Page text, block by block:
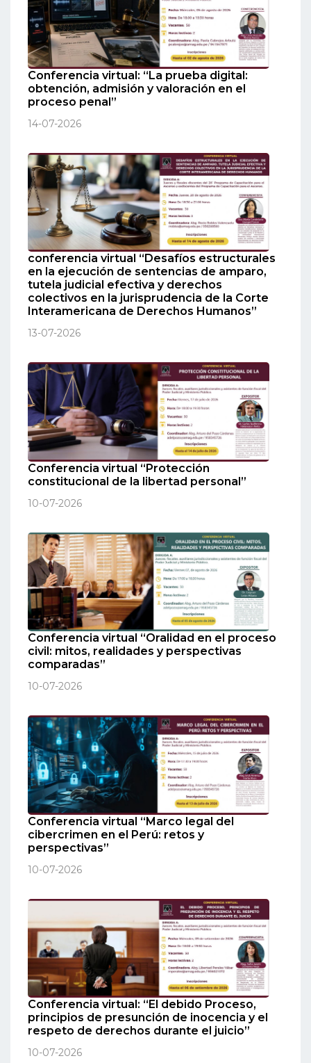
Conferencia virtual: “La prueba digital:
obtención, admisión y valoración en el
proceso penal”
14-07-2026
conferencia virtual “Desafíos estructurales
en la ejecución de sentencias de amparo,
tutela judicial efectiva y derechos
colectivos en la jurisprudencia de la Corte
Interamericana de Derechos Humanos”
13-07-2026
Conferencia virtual “Protección
constitucional de la libertad personal”
10-07-2026
Conferencia virtual “Oralidad en el proceso
civil: mitos, realidades y perspectivas
comparadas”
10-07-2026
Conferencia virtual “Marco legal del
cibercrimen en el Perú: retos y
perspectivas”
10-07-2026
Conferencia virtual: “El debido Proceso,
principios de presunción de inocencia y el
respeto de derechos durante el juicio”
10-07-2026